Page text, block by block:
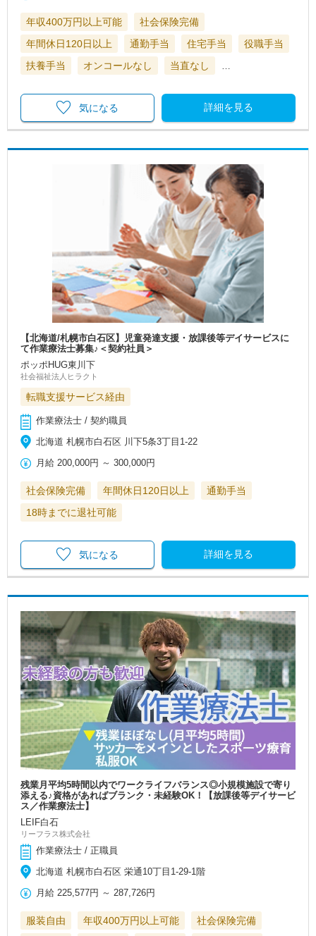
年収400万円以上可能
社会保険完備
年間休日120日以上
通勤手当 住宅手当
役職手当
扶養手当
オンコールなし 当直なし
詳細を見る
気になる
【北海道/札幌市白石区】児童発達支援・放課後等デイサービスに
て作業療法士募集♪＜契約社員＞
ポッポHUG東川下
社会福祉法人ヒラクト
転職支援サービス経由
作業療法士 / 契約職員
北海道 札幌市白石区 川下5条3丁目1-22
月給 200,000円 ～300,000円
社会保険完備 年間休日120日以上
通勤手当
18時までに退社可能
詳細を見る
気になる
残業月平均5時間以内でワークライフバランス◎小規模施設で寄り
添える♪資格があればブランク・未経験OK！【放課後等デイサービ
ス／作業療法士】
LEIF白石
リーフラス株式会社
作業療法士 / 正職員
北海道 札幌市白石区 栄通10丁目1-29-1階
月給 225,577円 ～287,726円
服装自由 年収400万円以上可能
社会保険完備